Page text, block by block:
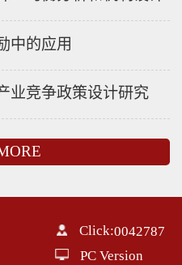
中的应用
业竞争政策设计研究
Click:0042787
PC Version